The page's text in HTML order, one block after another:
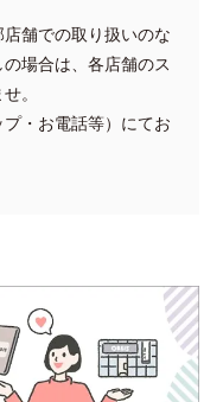
舗での取り扱いのな
場合は、各店舗のス
。
・お電話等）にてお